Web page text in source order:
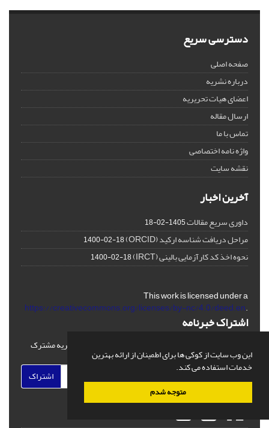
این وب سایت از کوکی ها برای اطمینان از ارائه بهترین
خدمات استفاده می کند.
متوجه شدم
دسترسی سریع
صفحه اصلی
درباره نشریه
اعضای هیات تحریریه
ارسال مقاله
تماس با ما
واژه نامه اختصاصی
نقشه سایت
آخرین اخبار
داوری سریع مقالات1405-02-18
مراحل دریافت شناسه ارکید (ORCID) 1400-02-18
نحوه اخذ کد کارآزمایی بالینی (IRCT) 1400-02-18
This work is licensed under a
https://creativecommons.org/licenses/by-nc/4.0/deed.en.
اشتراک خبرنامه
برای دریافت اخبار و اطلاعیه های مهم نشریه در خبرنامه نشریه مشترک
شوید.
اشتراک